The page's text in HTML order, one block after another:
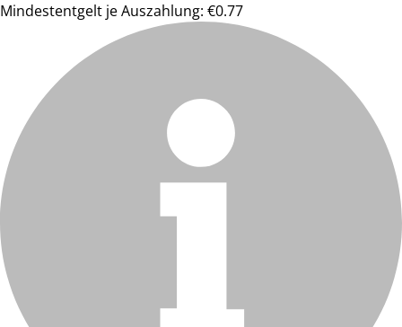
Mindestentgelt je Auszahlung: €0.77